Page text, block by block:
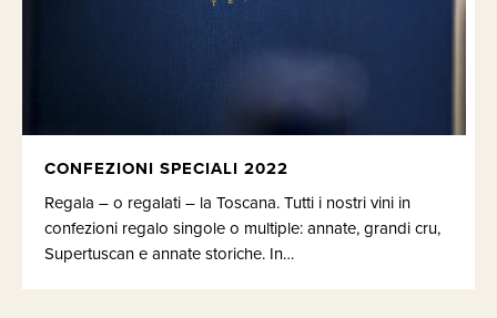
CONFEZIONI SPECIALI 2022
Regala – o regalati – la Toscana. Tutti i nostri vini in
confezioni regalo singole o multiple: annate, grandi cru,
Supertuscan e annate storiche. In…